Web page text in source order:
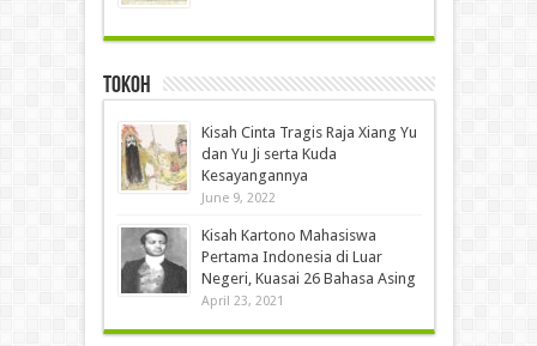
Tokoh
Kisah Cinta Tragis Raja Xiang Yu
dan Yu Ji serta Kuda
Kesayangannya
June 9, 2022
Kisah Kartono Mahasiswa
Pertama Indonesia di Luar
Negeri, Kuasai 26 Bahasa Asing
April 23, 2021